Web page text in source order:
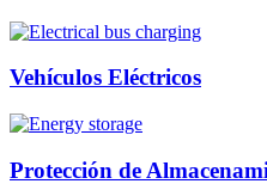
Vehículos Eléctricos
Protección de